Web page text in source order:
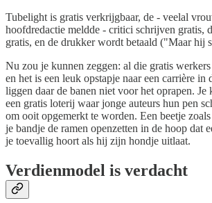
Tubelight is gratis verkrijgbaar, de - veelal
hoofdredactie meldde - critici schrijven gratis,
gratis, en de drukker wordt betaald ("Maar hij
Nu zou je kunnen zeggen: al die gratis
en het is een leuk opstapje naar een carrière in
liggen daar de banen niet voor het oprapen. Je
een gratis loterij waar jonge auteurs hun pen
om ooit opgemerkt te worden. Een beetje
je bandje de ramen openzetten in de hoop dat
je toevallig hoort als hij zijn hondje uitlaat.
Verdienmodel is verdacht